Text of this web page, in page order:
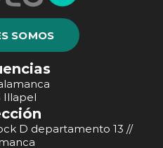
SOMOS
Illapel
D departamento 13 //